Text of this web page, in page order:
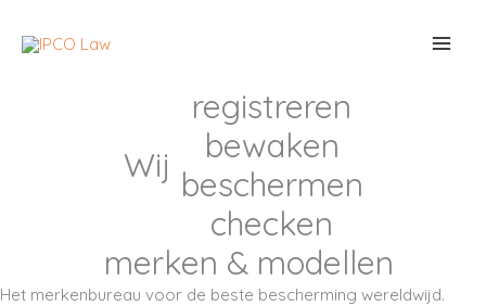
naar
Wij
registreren
bewaken
beschermen
checken
merken & modellen
Het merkenbureau voor de beste bescherming wereldwijd.